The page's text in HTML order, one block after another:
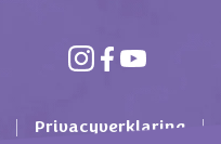
Privacyverklaring